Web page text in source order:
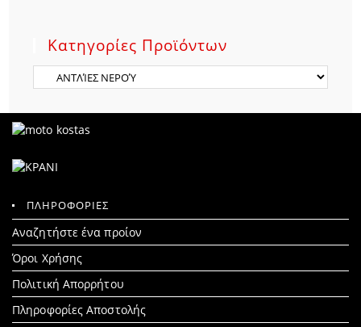
Κατηγορίες Προϊόντων
ΠΛΗΡΟΦΟΡΙΕΣ
Αναζητήστε ένα προίον
Search
for:
Όροι Χρήσης
Πολιτική Απορρήτου
Πληροφορίες Αποστολής